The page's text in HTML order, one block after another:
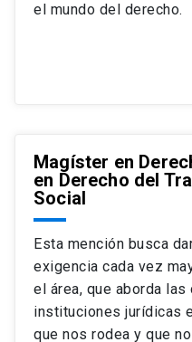
el mundo del derecho.
Magíster en
en Derecho del
Social
Esta mención busca
exigencia cada vez
el área, que aborda
instituciones jurídicas
que nos rodea y que